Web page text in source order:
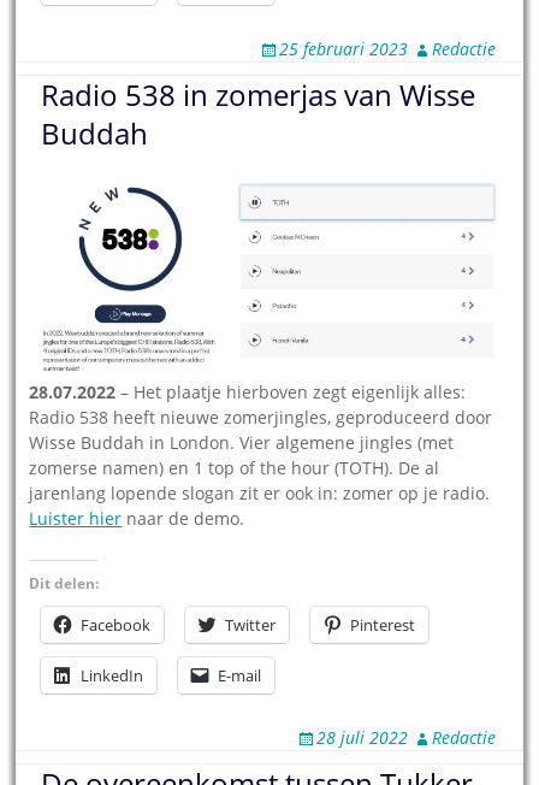
25 februari 2023 Redactie
Radio 538 in zomerjas van Wisse
Buddah
28.07.2022 – Het plaatje hierboven zegt eigenlijk alles:
Radio 538 heeft nieuwe zomerjingles, geproduceerd door
Wisse Buddah in London. Vier algemene jingles (met
zomerse namen) en 1 top of the hour (TOTH). De al
jarenlang lopende slogan zit er ook in: zomer op je radio.
Luister hier naar de demo.
Dit delen:
Facebook Twitter Pinterest
LinkedIn E-mail
28 juli 2022 Redactie